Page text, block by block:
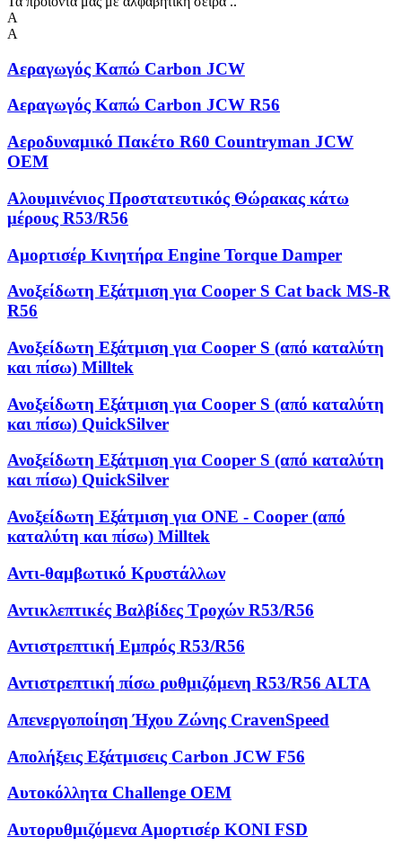
Α
Α
Αεραγωγός Καπώ Carbon JCW
Αεραγωγός Καπώ Carbon JCW R56
Αεροδυναμικό Πακέτο R60 Countryman JCW
OEM
Αλουμινένιος Προστατευτικός Θώρακας κάτω
μέρους R53/R56
Αμορτισέρ Κινητήρα Engine Torque Damper
Ανοξείδωτη Eξάτμιση για Cooper S Cat back MS-R
R56
Ανοξείδωτη Εξάτμιση για Cooper S (από καταλύτη
και πίσω) Milltek
Ανοξείδωτη Εξάτμιση για Cooper S (από καταλύτη
και πίσω) QuickSilver
Ανοξείδωτη Εξάτμιση για Cooper S (από καταλύτη
και πίσω) QuickSilver
Ανοξείδωτη Εξάτμιση για ONE - Cooper (από
καταλύτη και πίσω) Milltek
Αντι-θαμβωτικό Κρυστάλλων
Αντικλεπτικές Βαλβίδες Τροχών R53/R56
Αντιστρεπτική Εμπρός R53/R56
Αντιστρεπτική πίσω ρυθμιζόμενη R53/R56 ALTA
Απενεργοποίηση Ήχου Ζώνης CravenSpeed
Απολήξεις Εξάτμισεις Carbon JCW F56
Αυτοκόλλητα Challenge OEM
Αυτορυθμιζόμενα Αμορτισέρ KONI FSD